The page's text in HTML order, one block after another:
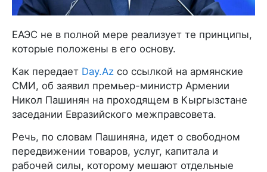
ЕАЭС не в полной мере реализует те принципы,
которые положены в его основу.
Как передает Day.Az со ссылкой на армянские
СМИ, об заявил премьер-министр Армении
Никол Пашинян на проходящем в Кыргызстане
заседании Евразийского межправсовета.
Речь, по словам Пашиняна, идет о свободном
передвижении товаров, услуг, капитала и
рабочей силы, которому мешают отдельные